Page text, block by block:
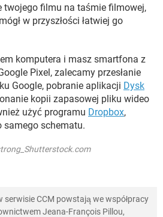
twojego filmu na taśmie filmowej,
w przyszłości łatwiej go
komputera i masz smartfona z
Pixel, zalecamy przesłanie
Google, pobranie aplikacji Dysk
kopii zapasowej pliku wideo
użyć programu Dropbox,
samego schematu.
serwisie CCM powstają we współpracy
Jeana-François Pillou,